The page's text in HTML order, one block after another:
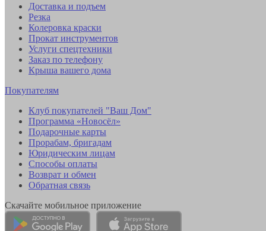
Доставка и подъем
Резка
Колеровка краски
Прокат инструментов
Услуги спецтехники
Заказ по телефону
Крыша вашего дома
Покупателям
Клуб покупателей "Ваш Дом"
Программа «Новосёл»
Подарочные карты
Прорабам, бригадам
Юридическим лицам
Способы оплаты
Возврат и обмен
Обратная связь
Скачайте мобильное приложение